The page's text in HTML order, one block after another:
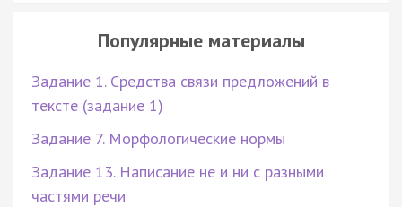
Популярные материалы
Задание 1. Средства связи предложений в
тексте (задание 1)
Задание 7. Морфологические нормы
Задание 13. Написание не и ни с разными
частями речи